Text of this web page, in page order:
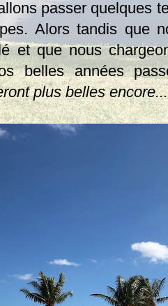
passer quelques
Alors tandis que
et que nous
belles années
plus belles encore...